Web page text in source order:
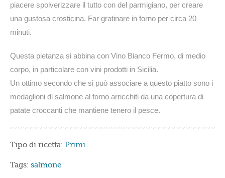
piacere spolverizzare il tutto con del parmigiano, per creare
una gustosa crosticina. Far gratinare in forno per circa 20
minuti.
Questa pietanza si abbina con Vino Bianco Fermo, di medio
corpo, in particolare con vini prodotti in Sicilia.
Un ottimo secondo che si può associare a questo piatto sono i
medaglioni di salmone al forno arricchiti da una copertura di
patate croccanti che mantiene tenero il pesce.
Tipo di ricetta: Primi
Tags: salmone